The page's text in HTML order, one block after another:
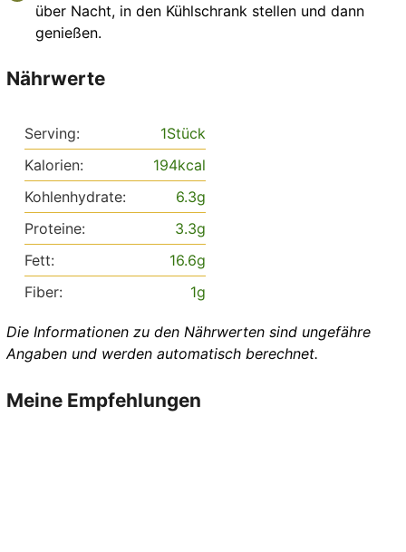
über Nacht, in den Kühlschrank stellen und dann
genießen.
Nährwerte
Serving: 1Stück
Kalorien:
194kcal
Kohlenhydrate:
6.3g
Proteine:
3.3g
Fett:
16.6g
Fiber:
1g
Die Informationen zu den Nährwerten sind ungefähre
Angaben und werden automatisch berechnet.
Meine Empfehlungen